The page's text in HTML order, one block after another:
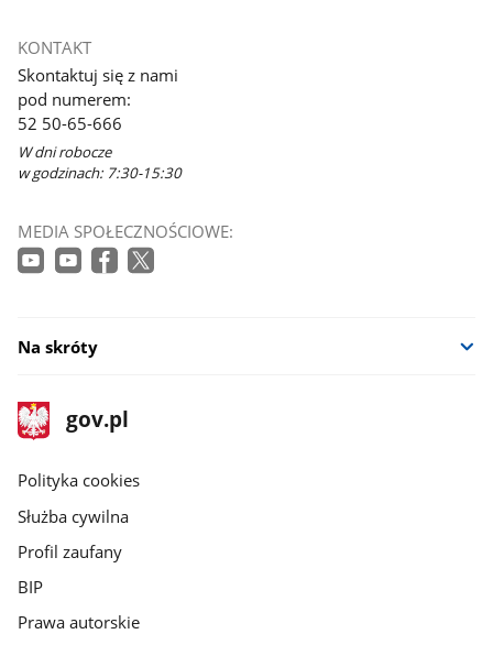
się
w
nowym
oknie
KONTAKT
Skontaktuj się z nami
pod numerem:
52 50-65-666
W dni robocze
w godzinach: 7:30-15:30
MEDIA SPOŁECZNOŚCIOWE:
Na skróty
stopka
gov.pl
Strona
gov.pl
gov.pl
Polityka cookies
Służba cywilna
Profil zaufany
BIP
Prawa autorskie